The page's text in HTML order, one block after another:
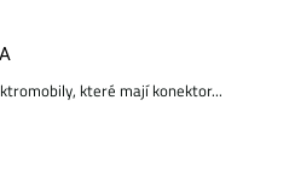
které mají konektor...